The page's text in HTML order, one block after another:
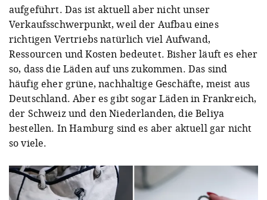
aufgeführt. Das ist aktuell aber nicht unser
Verkaufsschwerpunkt, weil der Aufbau eines
richtigen Vertriebs natürlich viel Aufwand,
Ressourcen und Kosten bedeutet. Bisher läuft es eher
so, dass die Läden auf uns zukommen. Das sind
häufig eher grüne, nachhaltige Geschäfte, meist aus
Deutschland. Aber es gibt sogar Läden in Frankreich,
der Schweiz und den Niederlanden, die Beliya
bestellen. In Hamburg sind es aber aktuell gar nicht
so viele.